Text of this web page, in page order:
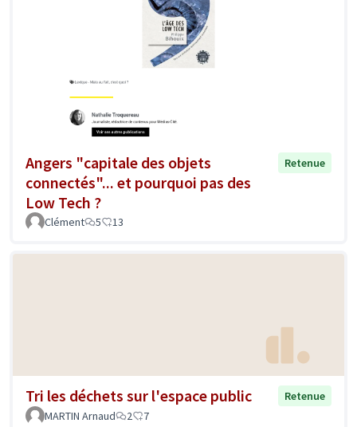
Angers "capitale des objets
connectés"... et pourquoi pas des
Low Tech ?
Retenue
Clément 5 13
Tri les déchets sur l'espace public
Retenue
MARTIN Arnaud
2 7